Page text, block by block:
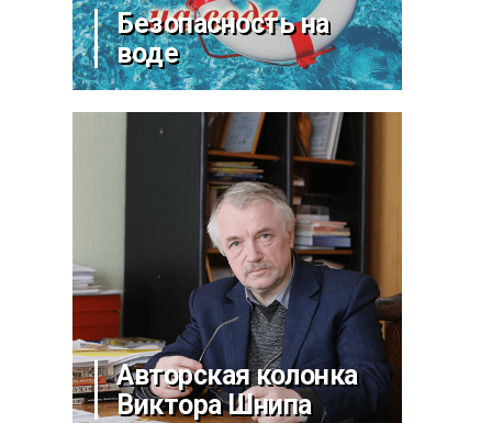
Безопасность на
воде
Авторская колонка
Виктора Шнипа